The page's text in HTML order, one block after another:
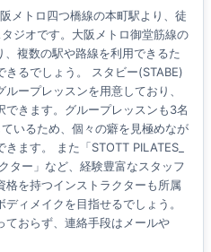
メトロ四つ橋線の本町駅より、徒
ジオです。大阪メトロ御堂筋線の
複数の駅や路線を利用できるた
るでしょう。 スタビー(STABE)
ープレッスンを用意しており、
きます。グループレッスンも3名
いるため、個々の癖を見極めなが
ます。 また「STOTT PILATES_
ター」など、経験豊富なスタッフ
を持つインストラクターも所属
ィメイクを目指せるでしょう。
ておらず、連絡手段はメールや